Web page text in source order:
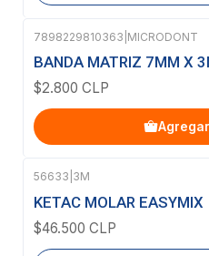
7898229810363 MICRODONT
BANDA MATRIZ 7MM X
$2.800 CLP
Agotado
56633 3M
KETAC MOLAR EASYMIX
$46.500 CLP